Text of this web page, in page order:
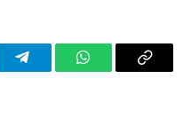
TelegramWhatsAppCopy